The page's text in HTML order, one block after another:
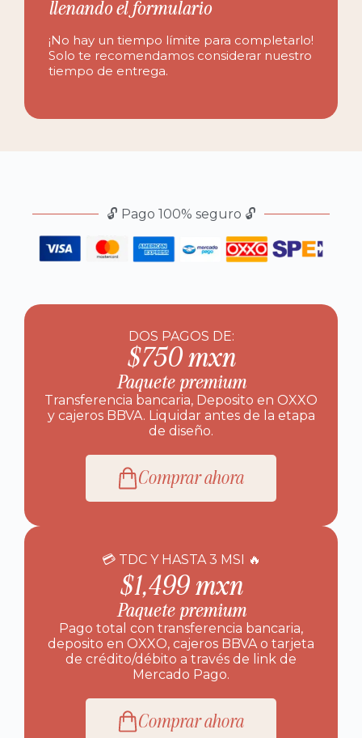
llenando el formulario
¡No hay un tiempo límite para completarlo!
Solo te recomendamos considerar nuestro
tiempo de entrega.
🔓 Pago 100% seguro 🔓
DOS PAGOS DE:
$750 mxn
Paquete premium
Transferencia bancaria, Deposito en OXXO
y cajeros BBVA. Liquidar antes de la etapa
de diseño.
Comprar ahora
💳 TDC Y HASTA 3 MSI 🔥
$1,499 mxn
Paquete premium
Pago total con transferencia bancaria,
deposito en OXXO, cajeros BBVA o tarjeta
de crédito/débito a través de link de
Mercado Pago.
Comprar ahora